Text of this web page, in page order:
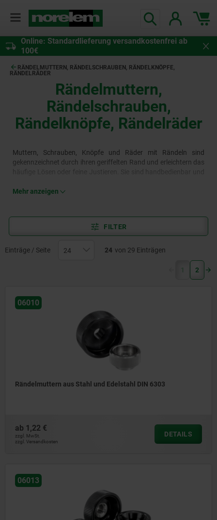
Online: Standardlieferung versandkostenfrei ab
100€
RÄNDELMUTTERN, RÄNDELSCHRAUBEN, RÄNDELKNÖPFE,
RÄNDELRÄDER
Rändelmuttern,
Rändelschrauben,
Rändelknöpfe, Rändelräder
Muttern, Schrauben, Knöpfe und Räder mit Rändeln sind
gekennzeichnet durch ihren geriffelten Rand und erleichtern das
Kamerastativen, der Höhenverstellung von Bürostühlen und der
und sind für den Innen- sowie Außenbereich geeignet.
Mehr anzeigen
FILTER
Einträge / Seite 24 von 29 Einträgen
1 (current)
2
06010
Rändelmuttern aus Stahl und Edelstahl DIN 6303
ab 1,22 €
zzgl. MwSt.
zzgl. Versandkosten
DETAILS
06013